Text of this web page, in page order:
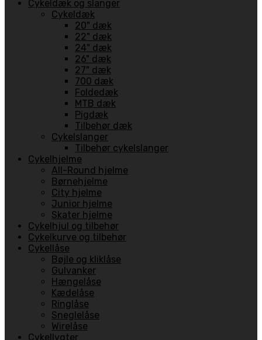
Cykeldæk og slanger
Cykeldæk
20" dæk
22" dæk
24" dæk
26" dæk
27" dæk
700 dæk
Foldedæk
MTB dæk
Pigdæk
Tilbehør dæk
Cykelslanger
Tilbehør cykelslanger
Cykelhjelme
All-Round hjelme
Børnehjelme
City hjelme
Junior hjelme
Skater hjelme
Cykelhjul og tilbehør
Cykelkurve og tilbehør
Cykellåse
Bøjle og kliklåse
Gulvanker
Hængelåse
Kædelåse
Ringlåse
Sneglelåse
Wirelåse
Cykellygter